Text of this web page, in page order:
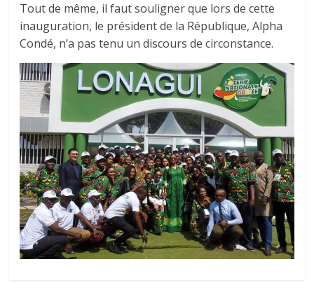
Tout de même, il faut souligner que lors de cette
inauguration, le président de la République, Alpha
Condé, n’a pas tenu un discours de circonstance.